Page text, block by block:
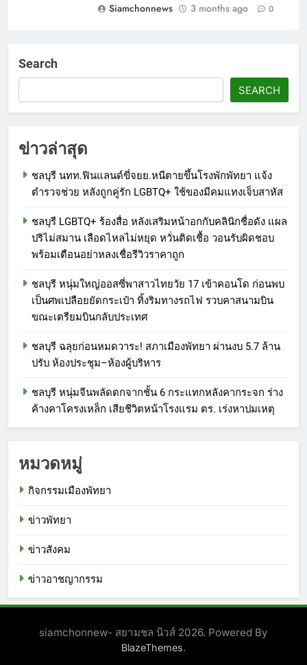
Siamchonnews
3 months ago 0
Search
SEARCH
ข่าวล่าสุด
ชลบุรี นทท.ฟินแลนด์ขี่จยย.หนีตายขึ้นโรงพักพัทยา แจ้ง
ตำรวจช่วย หลังถูกคู่รัก LGBTQ+ ใช้ของมีคมแทงเจ็บสาหัส
ชลบุรี LGBTQ+ ร้องสื่อ หลังเสริมหน้าอกกับคลินิกชื่อดัง แผล
ปริไม่สมาน เลือดไหลไม่หยุด หวั่นติดเชื้อ วอนรับผิดชอบ
พร้อมเตือนอย่าหลงเชื่อรีวิวราคาถูก
ชลบุรี หนุ่มใหญ่ออสซี่พาสาวไทยวัย 17 เข้าคอนโด ก่อนพบ
เป็นศพเปลือยยัดกระเป๋า ทิ้งริมทางรถไฟ รวบคาสนามบิน
ขณะเตรียมบินกลับประเทศ
ชลบุรี ฉลุยก่อนหมดวาระ! สภาเมืองพัทยา ผ่านงบ 5.7 ล้าน
ปรับ ห้องประชุม–ห้องผู้บริหาร
ชลบุรี หนุ่มจีนพลัดตกจากชั้น 6 กระแทกหลังคากระจก ร่าง
ค้างคาโครงเหล็ก เสียชีวิตหน้าโรงแรม ตร. เร่งหาปมเหตุ
หมวดหมู่
กิจกรรมเมืองพัทยา
ข่าวพัทยา
ข่าวสังคม
ข่าวอาชญากรรม
siamchonnew- สยามชล นิวส์ 2026. Powered By
BlazeThemes.